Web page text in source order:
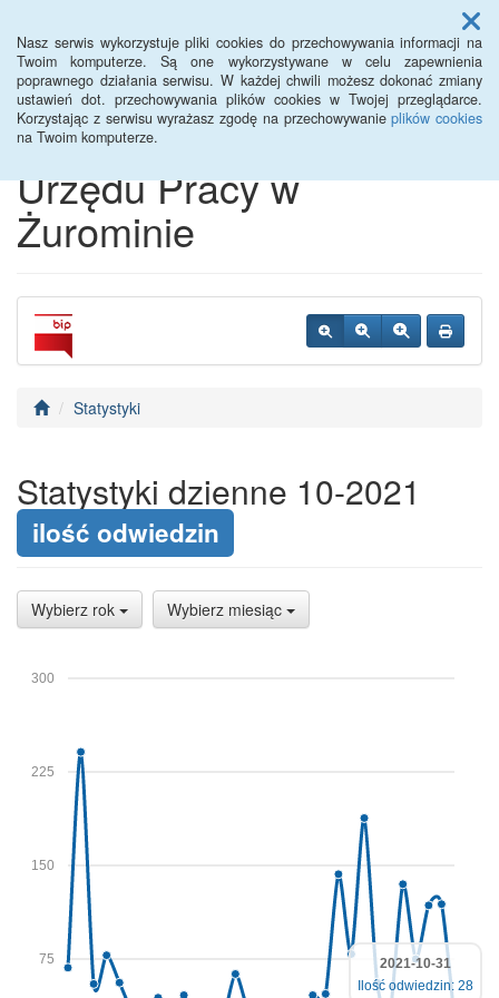
Nasz serwis wykorzystuje pliki cookies do przechowywania informacji na
Twoim komputerze. Są one wykorzystywane w celu zapewnienia
poprawnego działania serwisu. W każdej chwili możesz dokonać zmiany
ustawień dot. przechowywania plików cookies w Twojej przeglądarce.
Korzystając z serwisu wyrażasz zgodę na przechowywanieplików cookies
na Twoim komputerze.
Menu
Biuletyn Informacji
Publicznej Powiatowego
Urzędu Pracy w
Żurominie
Statystyki
Statystyki dzienne 10-2021
ilość odwiedzin
Wybierz rok Wybierz miesiąc
75
150
225
300
2021-10-31
Ilość odwiedzin: 28